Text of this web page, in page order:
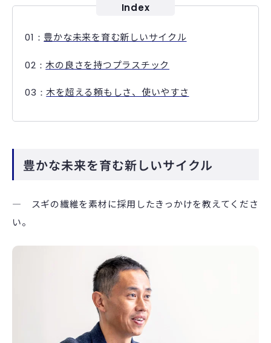
Index
豊かな未来を育む新しいサイクル
木の良さを持つプラスチック
木を超える頼もしさ、使いやすさ
豊かな未来を育む新しいサイクル
― スギの繊維を素材に採用したきっかけを教えてくださ
い。